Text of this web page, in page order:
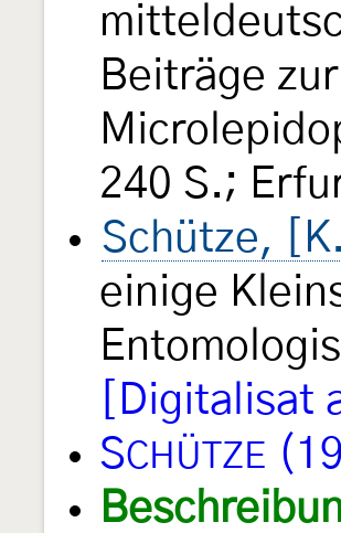
Beiträge
240 S.;
Schütze,
einige
[Digitalisat
SCHÜTZE